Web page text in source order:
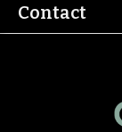
Contact